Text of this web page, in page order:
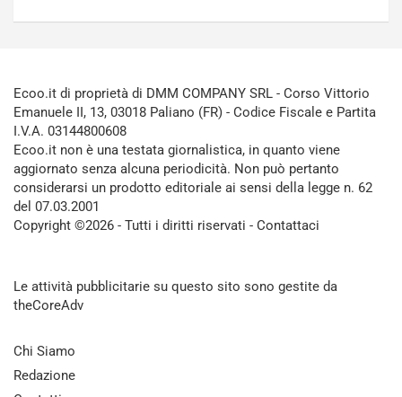
Ecoo.it di proprietà di DMM COMPANY SRL - Corso Vittorio
Emanuele II, 13, 03018 Paliano (FR) - Codice Fiscale e Partita
I.V.A. 03144800608
Ecoo.it non è una testata giornalistica, in quanto viene
aggiornato senza alcuna periodicità. Non può pertanto
considerarsi un prodotto editoriale ai sensi della legge n. 62
del 07.03.2001
Copyright ©2026 - Tutti i diritti riservati - Contattaci
Le attività pubblicitarie su questo sito sono gestite da
theCoreAdv
Chi Siamo
Redazione